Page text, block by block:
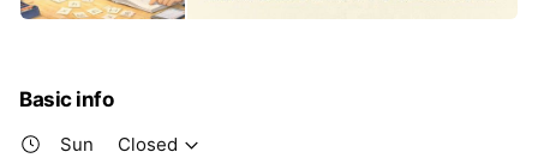
Basic info
Sun
Closed